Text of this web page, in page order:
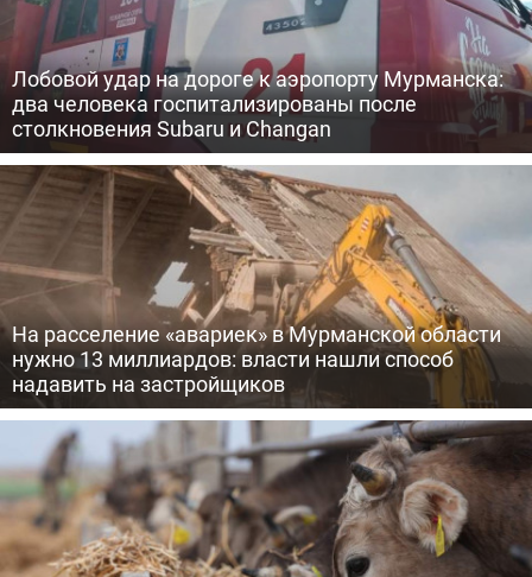
Лобовой удар на дороге к аэропорту Мурманска:
два человека госпитализированы после
столкновения Subaru и Changan
На расселение «авариек» в Мурманской области
нужно 13 миллиардов: власти нашли способ
надавить на застройщиков